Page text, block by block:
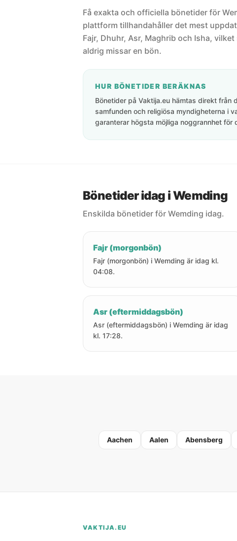
Få exakta och officiella bönetider för
plattform tillhandahåller det mest
Fajr, Dhuhr, Asr, Maghrib och Isha,
aldrig missar en bön.
HUR BÖNETIDER BERÄKNAS
Bönetider på Vaktija.eu hämtas direkt från
samfunden och religiösa myndigheterna i
garanterar högsta möjliga noggrannhet för
Bönetider idag i Wemding
Enskilda bönetider för Wemding idag.
Fajr (morgonbön)
Fajr (morgonbön) i Wemding är idag kl.
04:08.
Asr (eftermiddagsbön)
Asr (eftermiddagsbön) i Wemding är idag
kl. 17:28.
Aachen Aalen Abensberg
VAKTIJA.EU